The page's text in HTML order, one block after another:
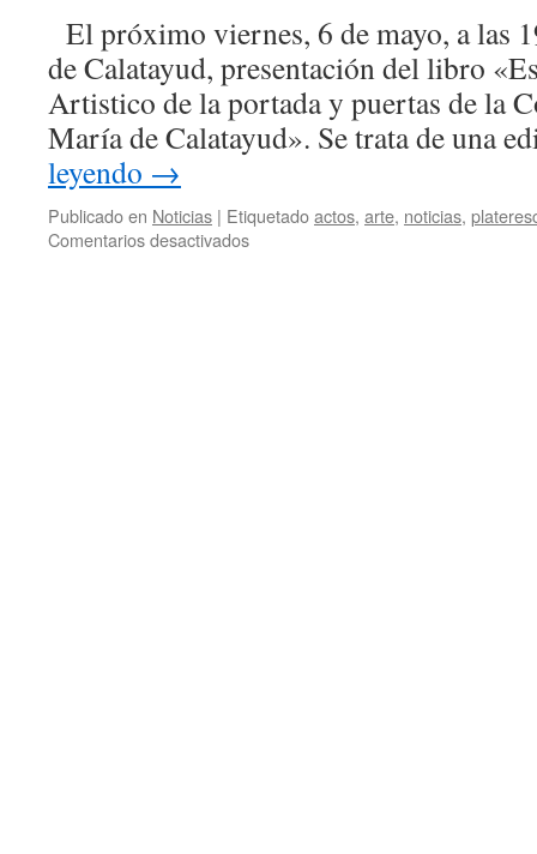
El próximo viernes, 6 de mayo, a las
de Calatayud, presentación del libro
Artistico de la portada y puertas de la
María de Calatayud». Se trata de una
leyendo →
Publicado en Noticias | Etiquetadoactos, arte, noticias,
Comentarios desactivadosen